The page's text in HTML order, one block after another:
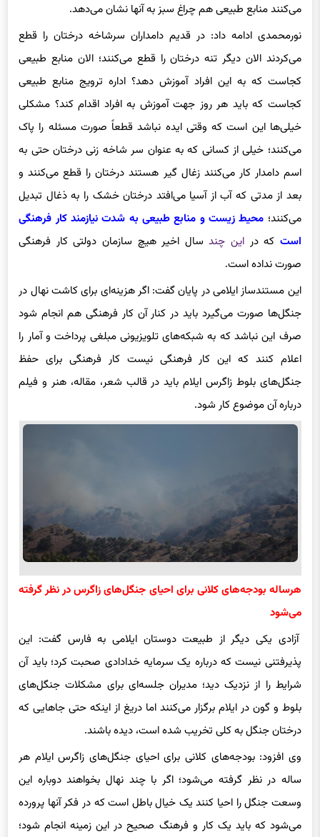
می‌کنند منابع طبیعی هم چراغ سبز به آنها نشان می‌دهد.
نورمحمدی ادامه داد: در قدیم دامداران سرشاخه درختان را قطع
می‌کردند الان دیگر تنه درختان را قطع می‌کنند؛ الان منابع طبیعی
کجاست که به این افراد آموزش دهد؟ اداره ترویج منابع طبیعی
کجاست که باید هر روز جهت آموزش به افراد اقدام کند؟ مشکلی
خیلی‌ها این است که وقتی ایده نباشد قطعاً صورت مسئله را پاک
می‌کنند؛ خیلی از کسانی که به عنوان سر شاخه زنی درختان حتی به
اسم دامدار کار می‌کنند زغال گیر هستند درختان را قطع می‌کنند و
بعد از مدتی که آب از آسیا می‌افتد درختان خشک را به ذغال تبدیل
می‌کنند؛ محیط زیست و منابع طبیعی به شدت نیازمند کار فرهنگی
است که در این چندسال اخیر هیچ سازمان دولتی کار فرهنگی
صورت نداده است.
این مستندساز ایلامی در پایان گفت: اگر هزینه‌ای برای کاشت نهال در
جنگل‌ها صورت می‌گیرد باید در کنار آن کار فرهنگی هم انجام شود
صرف این نباشد که به شبکه‌های تلویزیونی مبلغی پرداخت و آمار را
اعلام کنند که این کار فرهنگی نیست کار فرهنگی برای حفظ
جنگل‌‌های بلوط زاگرس ایلام باید در قالب شعر، مقاله، هنر و فیلم
درباره آن موضوع کار شود.
هرساله بودجه‌های کلانی برای احیای جنگل‌های زاگرس در نظر گرفته
می‌شود
آزادی یکی دیگر از طبیعت دوستان ایلامی به فارس گفت: این
پذیرفتنی نیست که درباره یک سرمایه خدادادی صحبت کرد؛ باید آن
شرایط را از نزدیک دید؛ مدیران جلسه‌ای برای مشکلات جنگل‌های
بلوط و گون در ایلام برگزار می‌کنند اما دریغ از اینکه حتی جاهایی که
درختان جنگل به کلی تخریب شده است، دیده باشند.
وی افزود: بودجه‌های کلانی برای احیای جنگل‌های زاگرس ایلام هر
ساله در نظر گرفته می‌شود؛ اگر با چند نهال بخواهند دوباره این
وسعت جنگل را احیا کنند یک خیال باطل است که در فکر آنها پرورده
می‌شود که باید یک کار و فرهنگ صحیح در این زمینه انجام شود؛